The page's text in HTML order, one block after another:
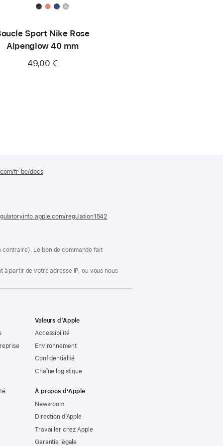
Sport Nike Rose
Alpenglow 40 mm
49,00 €
fr-be/docs(s’ouvre
regulation1542
contraire). Le bon de commande fait
partir de votre adresse IP, ou vous nous
Valeurs d’Apple
Accessibilité
Environnement
Confidentialité
Chaîne logistique
À propos d’Apple
Newsroom
Direction d’Apple
Travailler chez Apple
Garantie légale